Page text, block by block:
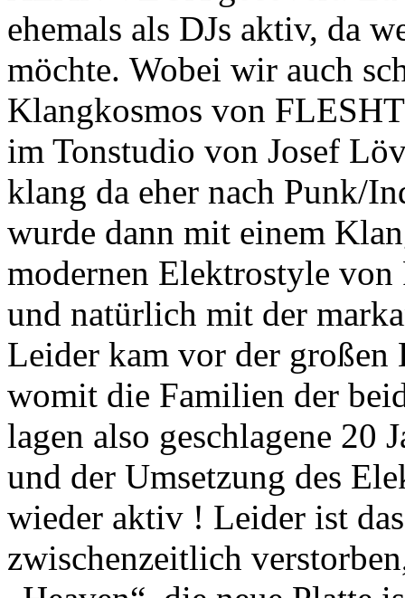
ehemals als DJs aktiv, da
möchte. Wobei wir auch
Klangkosmos von
im Tonstudio von Josef
klang da eher nach Punk/
wurde dann mit einem
modernen Elektrostyle
und natürlich mit der
Leider kam vor der großen
womit die Familien der
lagen also geschlagene 20
und der Umsetzung des
wieder aktiv ! Leider ist
zwischenzeitlich